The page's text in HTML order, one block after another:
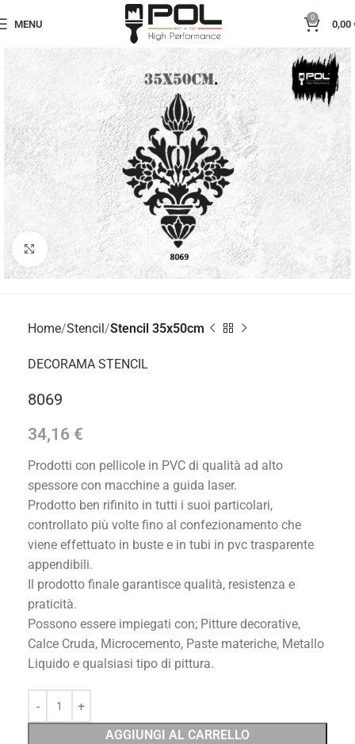
MENU
0
0,00
Click to enlarge
Home Stencil Stencil 35x50cm
DECORAMA STENCIL
8069
34,16 €
Prodotti con pellicole in PVC di qualità ad alto
spessore con macchine a guida laser.
Prodotto ben rifinito in tutti i suoi particolari,
controllato più volte fino al confezionamento che
viene effettuato in buste e in tubi in pvc trasparente
appendibili.
Il prodotto finale garantisce qualità, resistenza e
praticità.
Possono essere impiegati con; Pitture decorative,
Calce Cruda, Microcemento, Paste materiche, Metallo
Liquido e qualsiasi tipo di pittura.
AGGIUNGI AL CARRELLO